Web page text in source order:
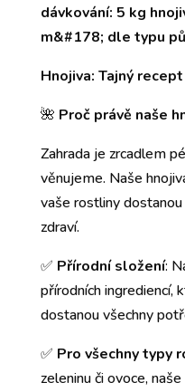
dávkování: 5 kg
m&#178; dle typu
Hnojiva: Tajný
🌺 Proč právě naše
Zahrada je zrcadlem
věnujeme. Naše
vaše rostliny
zdraví.
✅ Přírodní složení:
přírodních ingrediencí,
dostanou všechny
✅ Pro všechny typy
zeleninu či ovoce,